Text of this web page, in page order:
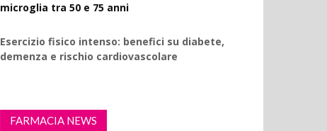
microglia tra 50 e 75 anni
Esercizio fisico intenso: benefici su diabete,
demenza e rischio cardiovascolare
FARMACIA NEWS